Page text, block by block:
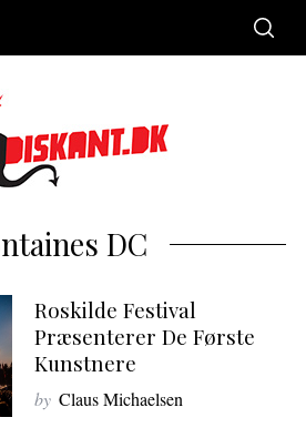
DC
Roskilde Festival
Præsenterer De Første
Kunstnere
by Claus Michaelsen